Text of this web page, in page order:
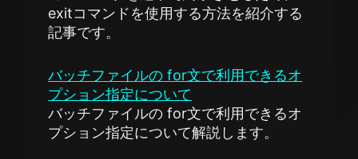
exitコマンドを使用する方法を紹介する
記事です。
バッチファイルの for文で利用できるオ
プション指定について
バッチファイルの for文で利用できるオ
プション指定について解説します。